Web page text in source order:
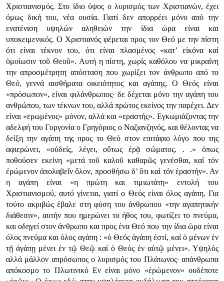
Χριστιανισμός. Στο ίδιο ύψος ο λυρισμός των Χριστιανών, έχει
όμως δική του, νέα ουσία. Γιατί δεν απορρέει μόνο από την
ενατένιση υψηλών αληθειών την ίδια ώρα είναι και
υποκειμενικός. Ο Χριστιανός φέρεται προς τον Θεό με την πίστη
ότι είναι τέκνον του, ότι είναι πλασμένος «κατ’ εἰκόνα καί
ὁμοίωσιν τοῦ Θεοῦ». Αυτή η πίστη, χωρίς καθόλου να μικραίνη
την απροσμέτρητη απόσταση που χωρίζει τον άνθρωπο από το
Θεό, γεννά αισθήματα οικειότητος και αγάπης. Ο Θεός είναι
«πρόσωπον», είναι φιλάνθρωπος· δε δέχεται μόνο την αγάπη του
ανθρώπου, των τέκνων του, αλλά πρώτος εκείνος την παρέχει. Δεν
είναι «ερωμένος» μόνον, αλλά και «εραστής». Εγκωμιάζοντας την
αδελφή του Γοργονία ο Γρηγόριος ο Ναζιανζηνός, και θέλοντας να
δείξη την αγάπη της προς το Θεό στον επιτάφιο λόγο που της
αφιερώνει, «οὐδείς, λέγει, οὕτως ἐρᾷ σώματος. . .» όπως
ποθούσεν εκείνη «μετά τοῦ καλοῦ καθαρῶς γενέσθαι, καί τόν
ἐρώμενον ἀπολαβεῖν ὅλον, προσθήσω δ’ ὅτι καί τόν ἐραστήν». Αν
η αγάπη είναι «η πρώτη και τιμιωτάτη» εντολή του
Χριστιανισμού, αυτό γίνεται, γιατί ο Θεός είναι όλος αγάπη. Για
τούτο ακριβώς έβαλε στη φύση του άνθρωπου «την αγαπητικήν
διάθεσιν», αυτήν που ημερώνει το ήθος του, φωτίζει το πνεύμα,
και οδηγεί στον άνθρωπο και προς ένα Θεό που την ίδια ώρα είναι
όλος πνεύμα και όλος αγάπη : «ὁ Θεός ἀγάπη ἐστί, καί ὁ μένων ἐν
τῇ ἀγάπῃ μένει ἐν τῷ Θεῷ καί ὁ Θεός ἐν αὐτῷ μένει». Υψηλός
αλλά μάλλον απρόσωπος ο λυρισμός του Πλάτωνος· απάνθρωπα
απόκοσμο το Πλωτινικό Εν είναι μόνο «ἐρώμενον» ουδέποτε